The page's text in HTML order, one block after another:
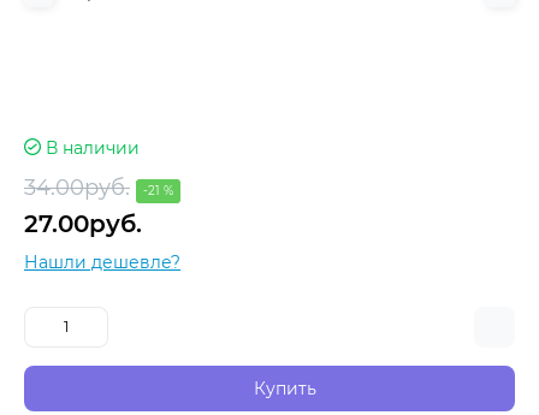
В наличии
34.00руб. -21 %
27.00руб.
Нашли дешевле?
Купить